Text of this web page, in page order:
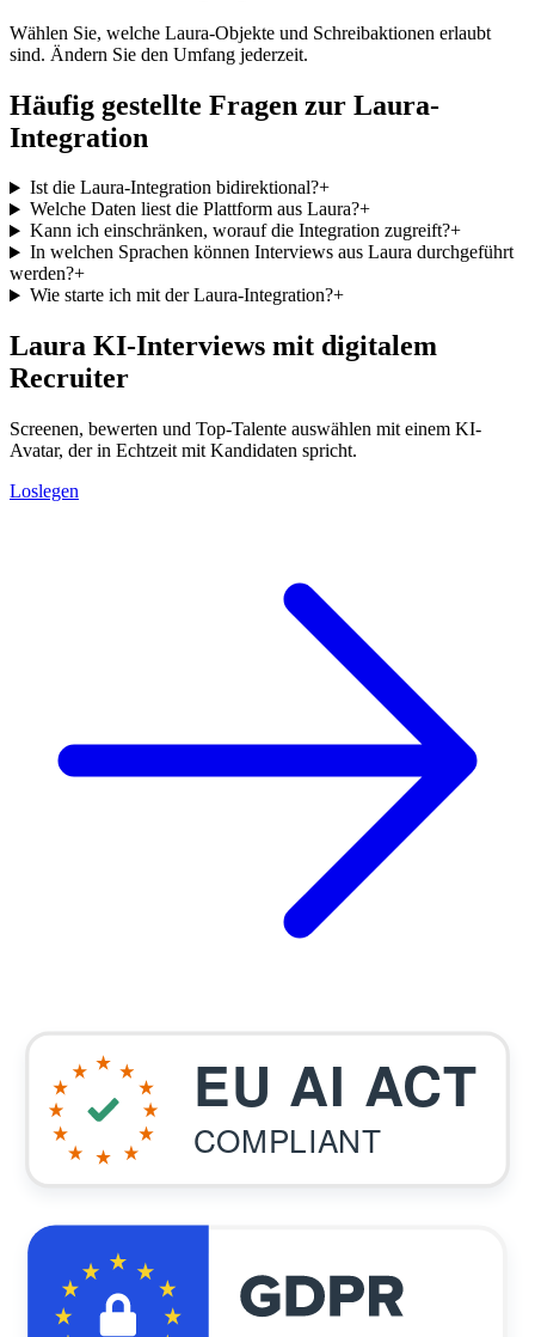
Wählen Sie, welche Laura-Objekte und Schreibaktionen erlaubt
sind. Ändern Sie den Umfang jederzeit.
Häufig gestellte Fragen zur Laura-
Integration
Ist die Laura-Integration bidirektional?+
Welche Daten liest die Plattform aus Laura?+
Kann ich einschränken, worauf die Integration zugreift?+
In welchen Sprachen können Interviews aus Laura durchgeführt
werden?+
Wie starte ich mit der Laura-Integration?+
Laura KI-Interviews mit digitalem
Recruiter
Screenen, bewerten und Top-Talente auswählen mit einem KI-
Avatar, der in Echtzeit mit Kandidaten spricht.
Loslegen
EU AI ACT
COMPLIANT